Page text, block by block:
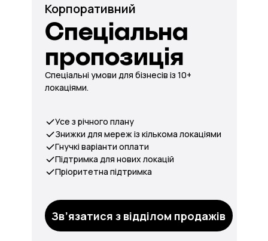
Корпоративний
Спеціальна
пропозиція
Спеціальні умови для бізнесів із 10+
локаціями.
Зв’язатися з відділом продажів
Усе з річного плану
Знижки для мереж із кількома локаціями
Гнучкі варіанти оплати
Підтримка для нових локацій
Пріоритетна підтримка